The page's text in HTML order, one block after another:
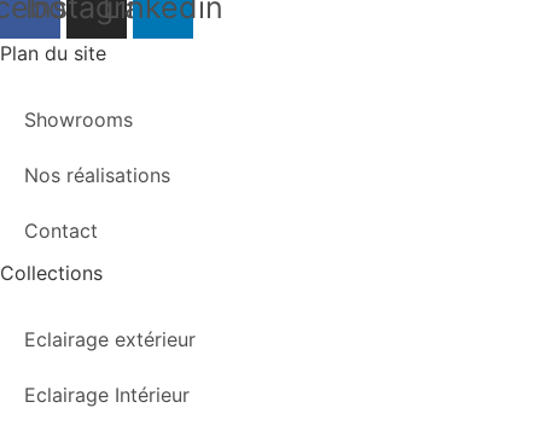
Instagram
Linkedin
Plan du site
Showrooms
Nos réalisations
Contact
Collections
Eclairage extérieur
Eclairage Intérieur